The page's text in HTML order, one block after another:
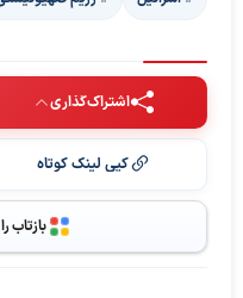
اشتراک‌گذاری
کپی لینک کوتاه
بازتاب